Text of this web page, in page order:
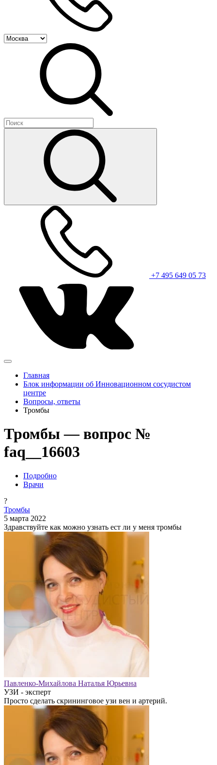
+7 495 649 05 73
Главная
Блок информации об Инновационном сосудистом
центре
Вопросы, ответы
Тромбы
Тромбы — вопрос №
faq__16603
Подробно
Врачи
?
Тромбы
5 марта 2022
Здравствуйте как можно узнать ест ли у меня тромбы
Павленко-Михайлова Наталья Юрьевна
УЗИ - эксперт
Просто сделать скрининговое узи вен и артерий.